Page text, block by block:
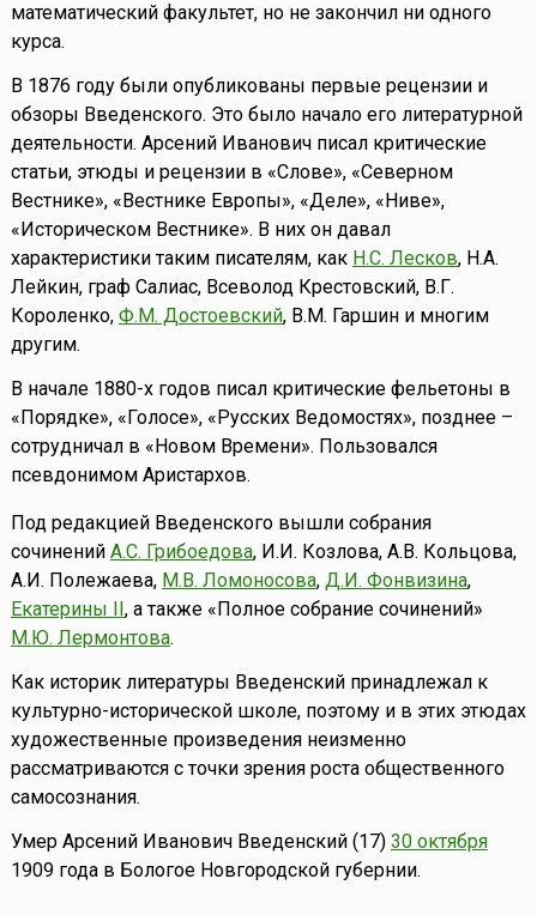
математический факультет, но не закончил ни одного
курса.
В 1876 году были опубликованы первые рецензии и
обзоры Введенского. Это было начало его литературной
деятельности. Арсений Иванович писал критические
статьи, этюды и рецензии в «Слове», «Северном
Вестнике», «Вестнике Европы», «Деле», «Ниве»,
«Историческом Вестнике». В них он давал
характеристики таким писателям, как Н.С. Лесков, Н.А.
Лейкин, граф Салиас, Всеволод Крестовский, В.Г.
Короленко, Ф.М. Достоевский, В.М. Гаршин и многим
другим.
В начале 1880-х годов писал критические фельетоны в
«Порядке», «Голосе», «Русских Ведомостях», позднее –
сотрудничал в «Новом Времени». Пользовался
псевдонимом Аристархов.
Под редакцией Введенского вышли собрания
сочинений А.С. Грибоедова, И.И. Козлова, А.В. Кольцова,
А.И. Полежаева, М.В. Ломоносова, Д.И. Фонвизина,
Екатерины II , а также «Полное собрание сочинений»
М.Ю. Лермонтова.
Как историк литературы Введенский принадлежал к
культурно-исторической школе, поэтому и в этих этюдах
художественные произведения неизменно
рассматриваются с точки зрения роста общественного
самосознания.
Умер Арсений Иванович Введенский (17) 30 октября
1909 года в Бологое Новгородской губернии.